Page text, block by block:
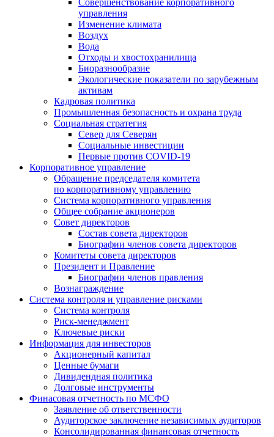
Совершенствование корпоративного
управления
Изменение климата
Воздух
Вода
Отходы и хвостохранилища
Биоразнообразие
Экологические показатели по зарубежным
активам
Кадровая политика
Промышленная безопасность и охрана труда
Социальная стратегия
Север для Северян
Социальные инвестиции
Первые против COVID‑19
Корпоративное управление
Обращение председателя комитета
по корпоративному управлению
Система корпоративного управления
Общее собрание акционеров
Совет директоров
Состав совета директоров
Биографии членов совета директоров
Комитеты совета директоров
Президент и Правление
Биографии членов правления
Вознаграждение
Система контроля и управление рисками
Система контроля
Риск-менеджмент
Ключевые риски
Информация для инвесторов
Акционерный капитал
Ценные бумаги
Дивидендная политика
Долговые инструменты
Финасовая отчетность по МСФО
Заявление об ответственности
Аудиторское заключение независимых аудиторов
Консолидированная финансовая отчетность